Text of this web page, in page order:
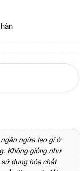
ngừa tạo gỉ ở
Không giống như
dụng hóa chất